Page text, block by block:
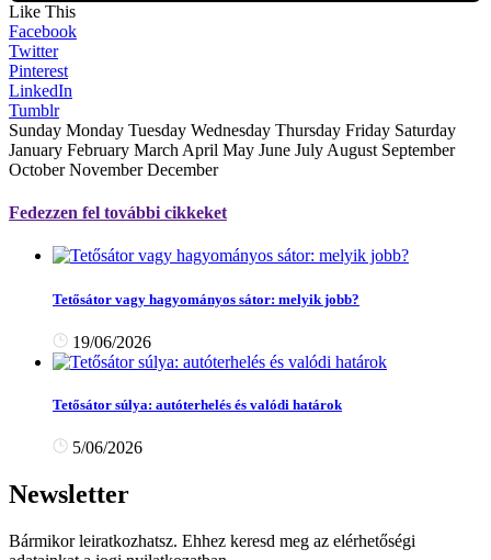
Like This
Facebook
Twitter
Pinterest
LinkedIn
Tumblr
Sunday Monday Tuesday Wednesday Thursday Friday Saturday
January February March April May June July August September
October November December
Fedezzen fel további cikkeket
Tetősátor vagy hagyományos sátor: melyik jobb?
19/06/2026
Tetősátor súlya: autóterhelés és valódi határok
5/06/2026
Newsletter
Bármikor leiratkozhatsz. Ehhez keresd meg az elérhetőségi